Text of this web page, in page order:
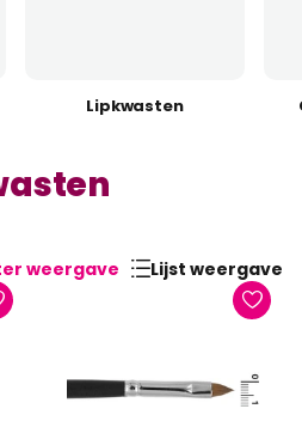
Lipkwasten
weergave
Lijst weergave